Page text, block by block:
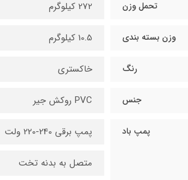
تحمل وزن 272 کیلوگرم
وزن بسته بندی 10.5 کیلوگرم
رنگ خاکستری
جنس PVC روکش جیر
پمپ باد پمپ برقی 240-220 ولت
متصل به بدنه تخت